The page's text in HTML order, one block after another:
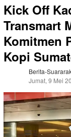
Kick Off
Transmart
Komitmen
Kopi
Berita-
Jumat, 9 Mei